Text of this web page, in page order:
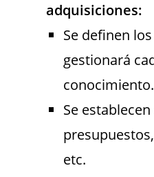
adquisiciones:
Se definen
gestionará
conocimiento.
Se
etc.